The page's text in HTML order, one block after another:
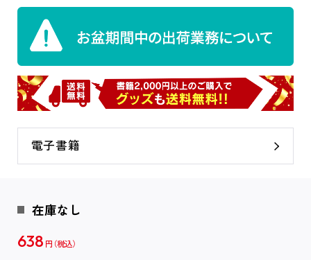
電子書籍
在庫なし
638 円